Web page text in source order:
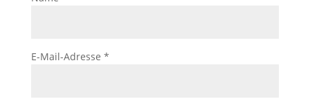
E-Mail-Adresse *